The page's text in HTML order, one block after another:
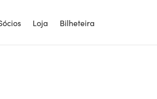
Loja Bilheteira